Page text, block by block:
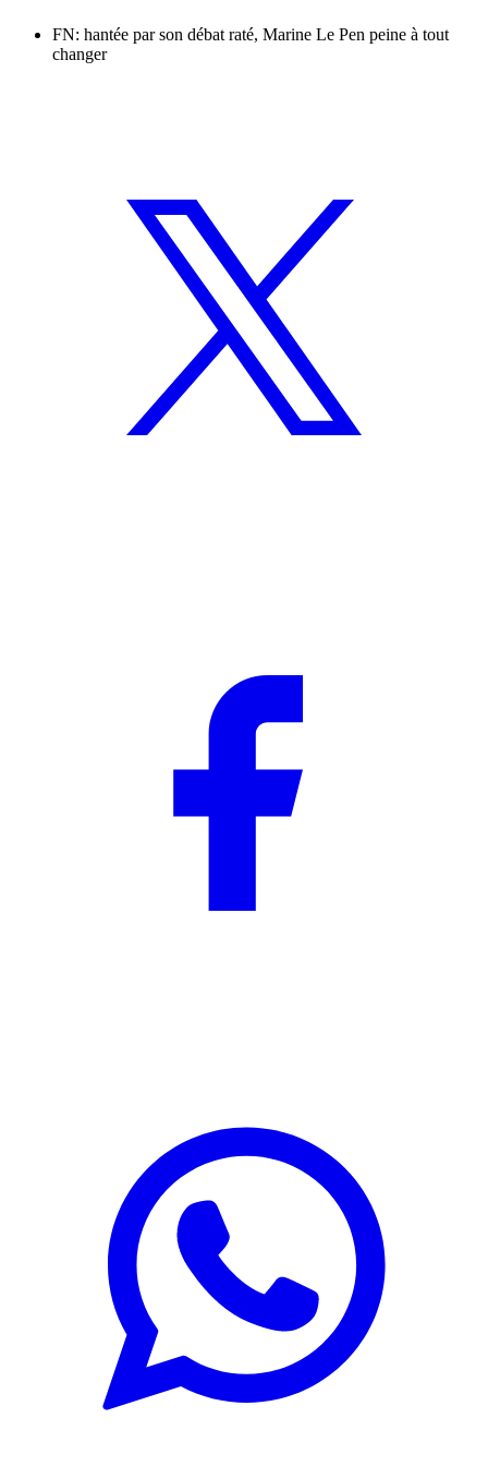
FN: hantée par son débat raté, Marine Le Pen peine à tout
changer